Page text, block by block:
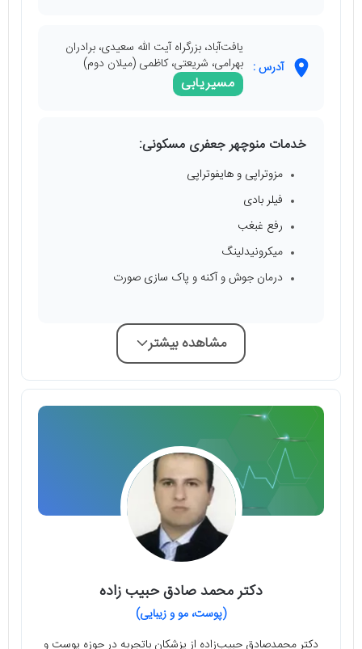
آدرس :
یافت‌آباد، بزرگراه آیت الله سعیدی، برادران
بهرامی، شریعتی، کاظمی (میلان دوم)
مسیریابی
خدمات منوچهر جعفری مسکونی:
مزوتراپی و هایفوتراپی
فیلر بادی
رفع غبغب
میکرونیدلینگ
درمان جوش و آکنه و پاک سازی صورت
مشاهده بیشتر
دکتر محمد صادق حبیب زاده
(پوست، مو و زیبایی)
دکتر محمدصادق حبیب‌زاده از پزشکان باتجربه در حوزه پوست و